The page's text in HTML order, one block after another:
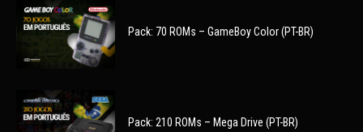
Pack: 70 ROMs – GameBoy Color (PT-BR)
Pack: 210 ROMs – Mega Drive (PT-BR)